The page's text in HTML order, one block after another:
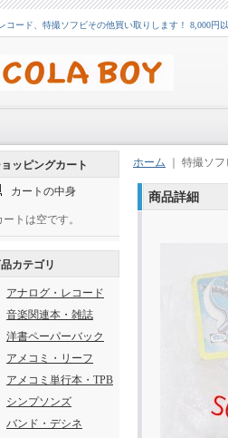
コード、特撮ソフビその他買い取りします！ 8,000円
ッピングカート
カートの中身
ートは空です。
カテゴリ
アナログ・レコード
音楽関連本・雑誌
洋書ペーパーバック
アメコミ・リーフ
アメコミ単行本・TPB
シンプソンズ
バンド・デシネ
ホーム ｜ 特撮ソ
商品詳細